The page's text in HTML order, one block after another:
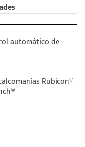
automático de
Rubicon®